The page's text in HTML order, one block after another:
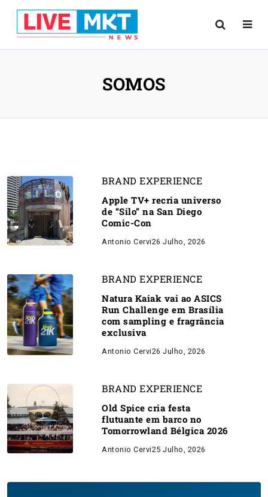
SOMOS
BRAND EXPERIENCE
Apple TV+ recria universo
de “Silo” na San Diego
Comic-Con
Antonio Cervi26 Julho, 2026
BRAND EXPERIENCE
Natura Kaiak vai ao ASICS
Run Challenge em Brasília
com sampling e fragrância
exclusiva
Antonio Cervi26 Julho, 2026
BRAND EXPERIENCE
Old Spice cria festa
flutuante em barco no
Tomorrowland Bélgica 2026
Antonio Cervi25 Julho, 2026